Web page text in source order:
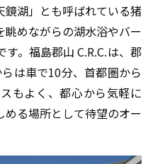
湖」とも呼ばれている猪
めながらの湖水浴やバー
。福島郡山 C.R.C.は、郡
は車で10分、首都圏から
もよく、都心から気軽に
る場所として待望のオー